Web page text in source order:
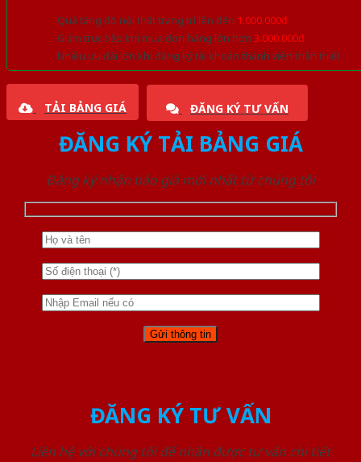
Quà tặng đồ nội thất trang trí lên đến 1.000.000đ
Giảm trực tiếp khi mua đơn hàng lớn hơn 3.000.000đ
Nhiều ưu đãi lớn khi đăng ký tài khoản thành viên thân thiết
TẢI BẢNG GIÁ ĐĂNG KÝ TƯ VẤN
ĐĂNG KÝ TẢI BẢNG GIÁ
Đăng ký nhận báo giá mới nhất từ chúng tôi
ĐĂNG KÝ TƯ VẤN
Liên hệ với chúng tôi để nhận được tư vấn chi tiết